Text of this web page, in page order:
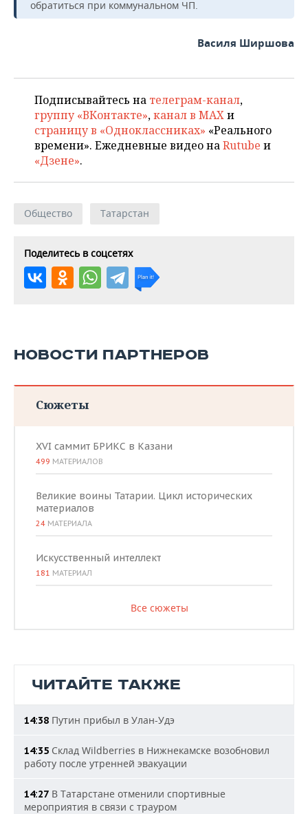
обратиться при коммунальном ЧП.
Василя Ширшова
Подписывайтесь на телеграм-канал,
группу «ВКонтакте»,канал в MAXи
страницу в «Одноклассниках» «Реального
времени». Ежедневные видео наRutube и
«Дзене».
Общество Татарстан
Поделитесь в соцсетях
НОВОСТИ ПАРТНЕРОВ
Сюжеты
XVI саммит БРИКС в Казани
499 МАТЕРИАЛОВ
Великие воины Татарии. Цикл исторических
материалов
24 МАТЕРИАЛА
Искусственный интеллект
181 МАТЕРИАЛ
Все сюжеты
ЧИТАЙТЕ ТАКЖЕ
14:38 Путин прибыл в Улан-Удэ
14:35 Склад Wildberries в Нижнекамске возобновил
работу после утренней эвакуации
14:27 В Татарстане отменили спортивные
мероприятия в связи с трауром